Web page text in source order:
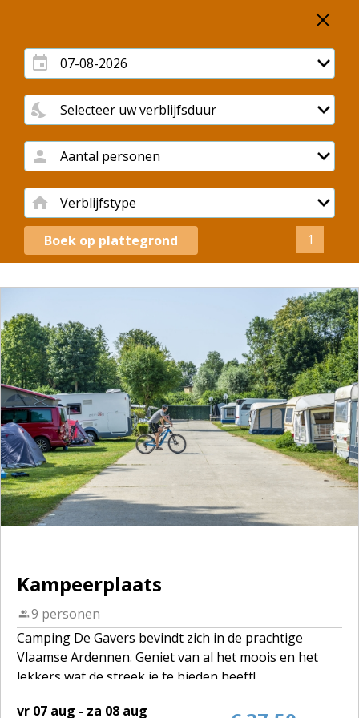
Boek op plattegrond 1
Kampeerplaats
9 personen
Camping De Gavers bevindt zich in de prachtige
Vlaamse Ardennen. Geniet van al het moois en het
lekkers wat de streek je te bieden heeft!
vr 07 aug - za 08 aug